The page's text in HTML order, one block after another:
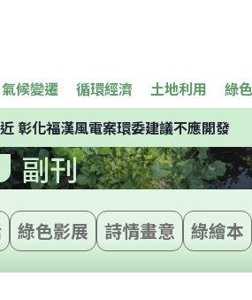
氣候變遷 循環經濟 土地利用 綠
彰化福漢風電案環委建議不應開發
副刊
綠色影展 詩情畫意 綠繪本